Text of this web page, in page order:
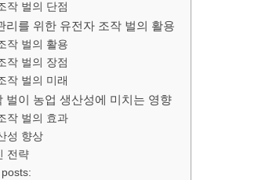
작 벌의 단점
리를 위한 유전자 조작 벌의 활용
작 벌의 활용
작 벌의 장점
작 벌의 미래
벌이 농업 생산성에 미치는 영향
작 벌의 효과
성 향상
전략